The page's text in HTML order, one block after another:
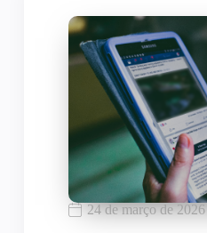
24 de março de 2026